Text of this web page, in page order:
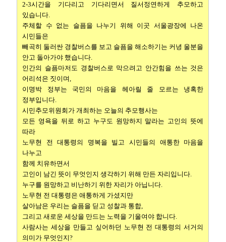
2-3시간을 기다리고 기다리면서 질서정연하게 추모하고
있습니다.
주체할 수 없는 슬픔을 나누기 위해 이곳 서울광장에 나온
시민들은
빼곡히 둘러싼 경찰버스를 보고 슬픔을 해소하기는 커녕 울분을
안고 돌아가야 했습니다.
인간의 슬픔마저도 경찰버스로 막으려고 안간힘을 쓰는 것은
어리석은 짓이며,
이명박 정부는 국민의 마음을 헤아릴 줄 모르는 냉혹한
정부입니다.
시민추모위원회가 개최하는 오늘의 추모행사는
모든 영욕을 뒤로 하고 누구도 원망하지 말라는 고인의 뜻에
따라
노무현 전 대통령의 명복을 빌고 시민들의 애통한 마음을
나누고
함께 치유하면서
고인이 남긴 뜻이 무엇인지 생각하기 위해 만든 자리입니다.
누구를 원망하고 비난하기 위한 자리가 아닙니다.
노무현 전 대통령은 애통하게 가셨지만
살아남은 우리는 슬픔을 딛고 성찰과 통합,
그리고 새로운 세상을 만드는 노력을 기울여야 합니다.
사람사는 세상을 만들고 싶어하던 노무현 전 대통령의 서거의
의미가 무엇인지?